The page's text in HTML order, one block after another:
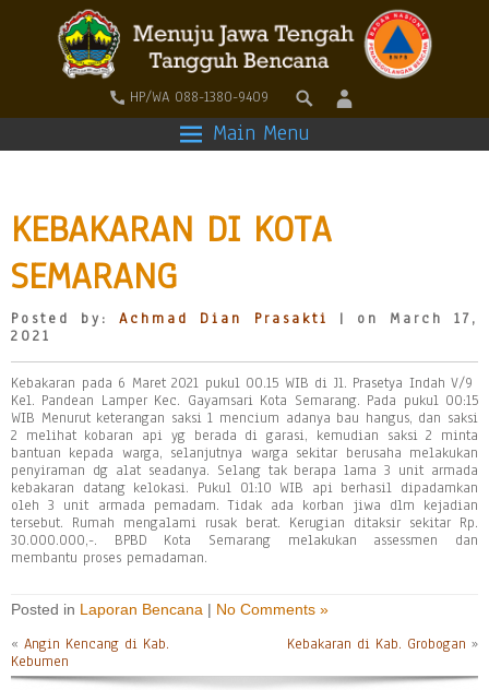
HP/WA 088-1380-9409
Main Menu
KEBAKARAN DI KOTA
SEMARANG
Posted by:Achmad Dian Prasakti
| on March 17,
2021
Kebakaran pada 6 Maret 2021 pukul 00.15 WIB di Jl. Prasetya Indah V/9
Kel. Pandean Lamper Kec. Gayamsari Kota Semarang. Pada pukul 00:15
WIB Menurut keterangan saksi 1 mencium adanya bau hangus, dan saksi
2 melihat kobaran api yg berada di garasi, kemudian saksi 2 minta
bantuan kepada warga, selanjutnya warga sekitar berusaha melakukan
penyiraman dg alat seadanya. Selang tak berapa lama 3 unit armada
kebakaran datang kelokasi. Pukul 01:10 WIB api berhasil dipadamkan
oleh 3 unit armada pemadam. Tidak ada korban jiwa dlm kejadian
tersebut. Rumah mengalami rusak berat. Kerugian ditaksir sekitar Rp.
30.000.000,-. BPBD Kota Semarang melakukan assessmen dan
membantu proses pemadaman.
Posted in Laporan Bencana | No Comments »
« Angin Kencang di Kab.
Kebumen
Kebakaran di Kab. Grobogan »